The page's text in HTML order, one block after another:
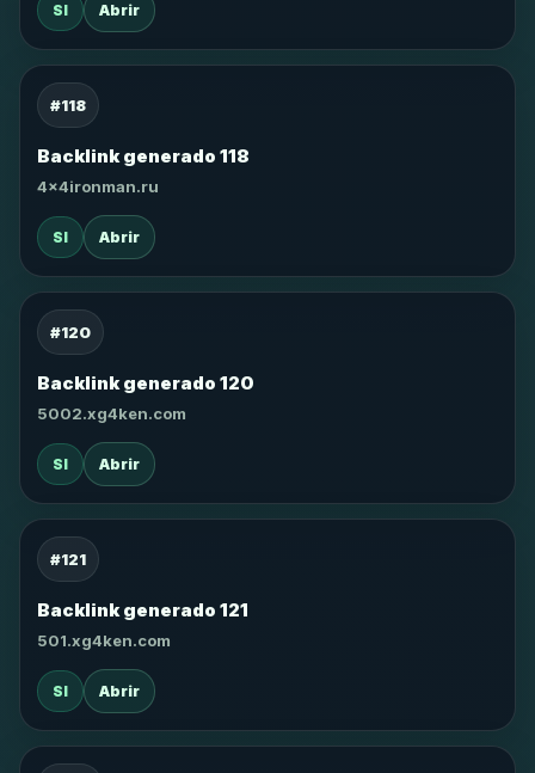
SI Abrir
#118
Backlink generado 118
4x4ironman.ru
SI Abrir
#120
Backlink generado 120
5002.xg4ken.com
SI Abrir
#121
Backlink generado 121
501.xg4ken.com
SI Abrir